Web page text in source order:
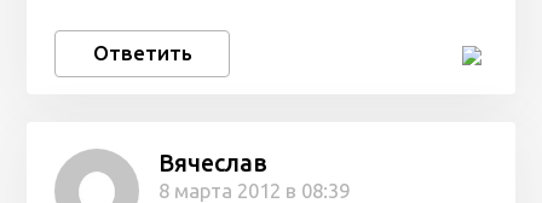
Ответить
Вячеслав
8 марта 2012 в 08:39